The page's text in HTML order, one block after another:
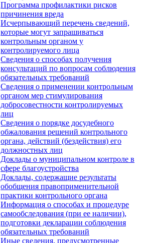
Программа профилактики рисков
причинения вреда
Исчерпывающий перечень сведений,
которые могут запрашиваться
контрольным органом у
контролируемого лица
Сведения о способах получения
консультаций по вопросам соблюдения
обязательных требований
Сведения о применении контрольным
органом мер стимулирования
добросовестности контролируемых
лиц
Сведения о порядке досудебного
обжалования решений контрольного
органа, действий (бездействия) его
должностных лиц
Доклады о муниципальном контроле в
сфере благоустройства
Доклады, содержащие результаты
обобщения правоприменительной
практики контрольного органа
Информация о способах и процедуре
самообследования (при ее наличии),
подготовки декларации соблюдения
обязательных требований
Иные сведения, предусмотренные